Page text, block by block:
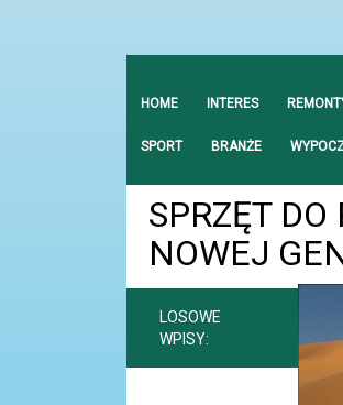
HOME INTERES
SPORT BRANŻE
SPRZĘT
NOWEJ
LOSOWE
WPISY: